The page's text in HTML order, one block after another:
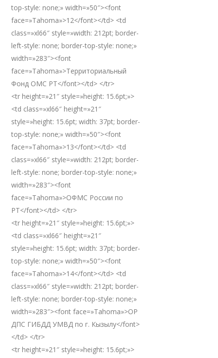
top-style: none;» width=»50″><font
face=»Tahoma»>12</font></td> <td
class=»xl66″ style=»width: 212pt; border-
left-style: none; border-top-style: none;»
width=»283″><font
face=»Tahoma»>Территориальный
Фонд ОМС РТ</font></td> </tr>
<tr height=»21″ style=»height: 15.6pt;»>
<td class=»xl66″ height=»21″
style=»height: 15.6pt; width: 37pt; border-
top-style: none;» width=»50″><font
face=»Tahoma»>13</font></td> <td
class=»xl66″ style=»width: 212pt; border-
left-style: none; border-top-style: none;»
width=»283″><font
face=»Tahoma»>ОФМС России по
РТ</font></td> </tr>
<tr height=»21″ style=»height: 15.6pt;»>
<td class=»xl66″ height=»21″
style=»height: 15.6pt; width: 37pt; border-
top-style: none;» width=»50″><font
face=»Tahoma»>14</font></td> <td
class=»xl66″ style=»width: 212pt; border-
left-style: none; border-top-style: none;»
width=»283″><font face=»Tahoma»>ОР
ДПС ГИБДД УМВД по г. Кызылу</font>
</td> </tr>
<tr height=»21″ style=»height: 15.6pt;»>